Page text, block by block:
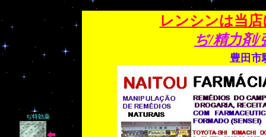
レンシンは当
ぢ/精力剤/
豊田市
ぢ特効薬